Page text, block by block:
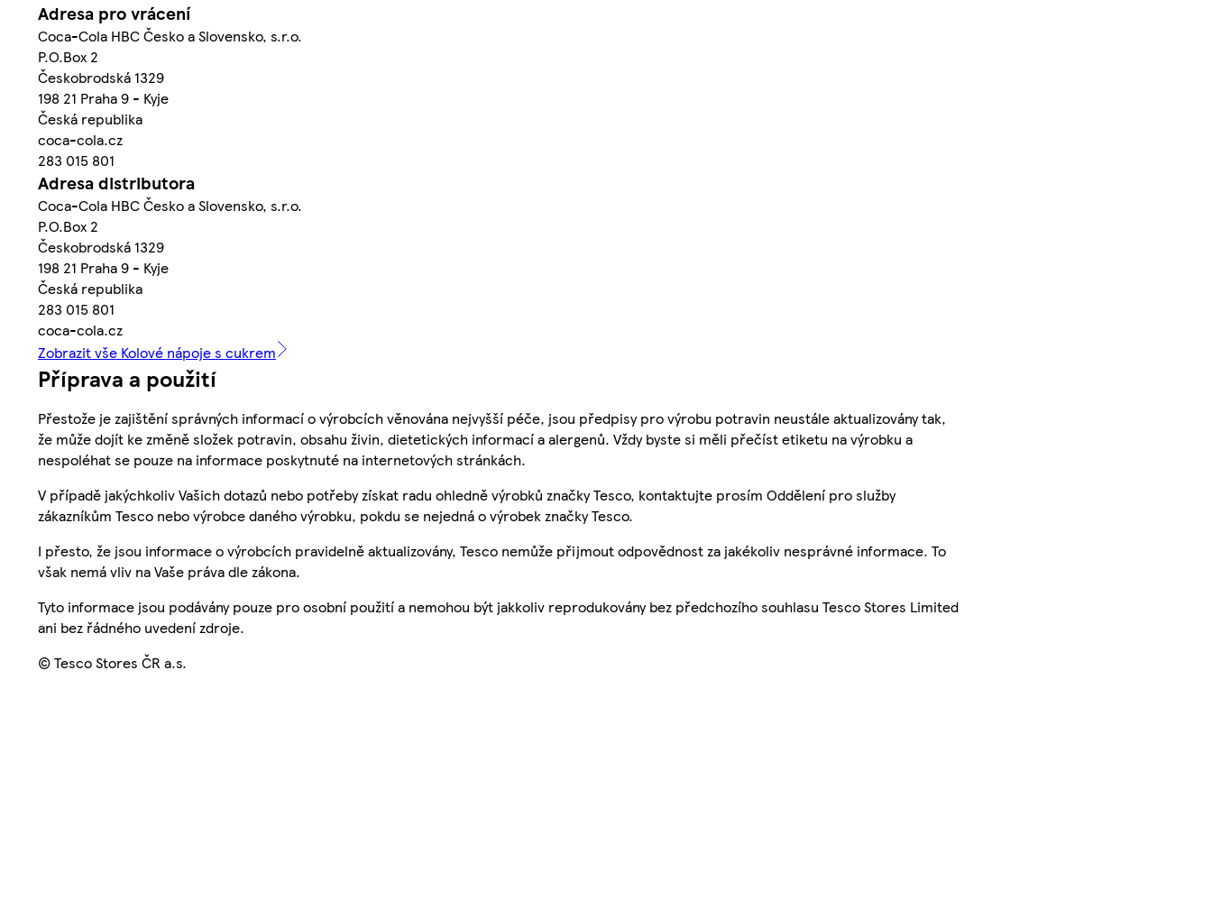
Adresa pro vrácení
Coca-Cola HBC Česko a Slovensko, s.r.o.
P.O.Box 2
Českobrodská 1329
198 21 Praha 9 - Kyje
Česká republika
coca-cola.cz
283 015 801
Adresa distributora
Coca-Cola HBC Česko a Slovensko, s.r.o.
P.O.Box 2
Českobrodská 1329
198 21 Praha 9 - Kyje
Česká republika
283 015 801
coca-cola.cz
Zobrazit vše Kolové nápoje s cukrem
Příprava a použití
Přestože je zajištění správných informací o výrobcích věnována nejvyšší péče, jsou předpisy pro výrobu potravin neustále aktualizovány tak,
že může dojít ke změně složek potravin, obsahu živin, dietetických informací a alergenů. Vždy byste si měli přečíst etiketu na výrobku a
nespoléhat se pouze na informace poskytnuté na internetových stránkách.
V případě jakýchkoliv Vašich dotazů nebo potřeby získat radu ohledně výrobků značky Tesco, kontaktujte prosím Oddělení pro služby
zákazníkům Tesco nebo výrobce daného výrobku, pokdu se nejedná o výrobek značky Tesco.
I přesto, že jsou informace o výrobcích pravidelně aktualizovány, Tesco nemůže přijmout odpovědnost za jakékoliv nesprávné informace. To
však nemá vliv na Vaše práva dle zákona.
Tyto informace jsou podávány pouze pro osobní použití a nemohou být jakkoliv reprodukovány bez předchozího souhlasu Tesco Stores Limited
ani bez řádného uvedení zdroje.
© Tesco Stores ČR a.s.